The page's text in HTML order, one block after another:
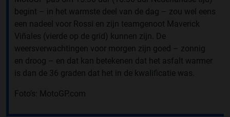
begint – in het warmste deel van de dag – zou wel eens
een nadeel voor Rossi en zijn teamgenoot Maverick
Viñales (vierde op de grid) kunnen zijn. De
weersverwachtingen voor morgen zijn goed – zonnig
en droog – en dat kan betekenen dat het asfalt warmer
is dan de 36 graden dat het in de kwalificatie was.
Foto’s: MotoGP.com